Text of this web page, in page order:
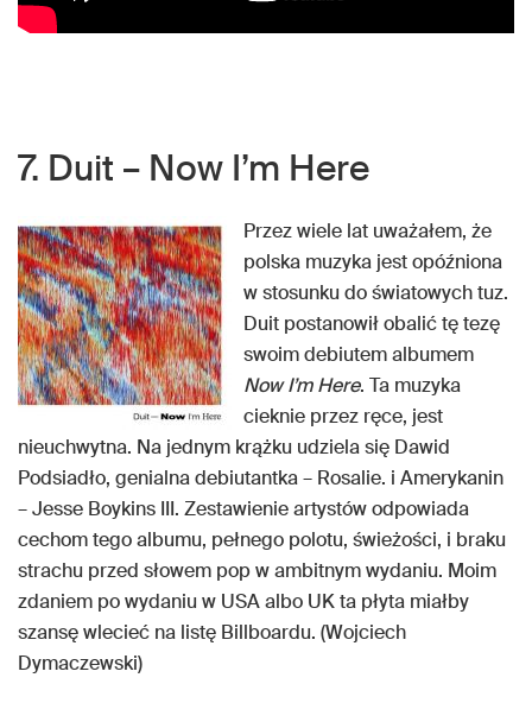
7. Duit – Now I’m Here
Przez wiele lat uważałem, że
polska muzyka jest opóźniona
w stosunku do światowych tuz.
Duit postanowił obalić tę tezę
swoim debiutem albumem
Now I’m Here. Ta muzyka
cieknie przez ręce, jest
nieuchwytna. Na jednym krążku udziela się Dawid
Podsiadło, genialna debiutantka – Rosalie. i Amerykanin
– Jesse Boykins III. Zestawienie artystów odpowiada
cechom tego albumu, pełnego polotu, świeżości, i braku
strachu przed słowem pop w ambitnym wydaniu. Moim
zdaniem po wydaniu w USA albo UK ta płyta miałby
szansę wlecieć na listę Billboardu. (Wojciech
Dymaczewski)